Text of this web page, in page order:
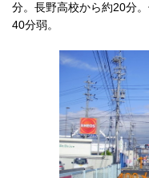
分。長野高校から約20分
40分弱。